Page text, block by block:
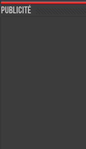
Publicité